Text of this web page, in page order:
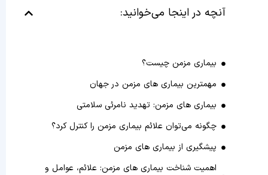
آنچه در اینجا می‌خوانید:
بیماری مزمن چیست؟
مهمترین بیماری های مزمن در جهان
بیماری های مزمن: تهدید نامرئی سلامتی
چگونه می‌توان علائم بیماری مزمن را کنترل کرد؟
پیشگیری از بیماری های مزمن
اهمیت شناخت بیماری های مزمن: علائم، عوامل و